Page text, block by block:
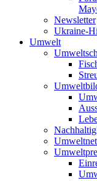
Newsletter
Ukraine-
Umwelt